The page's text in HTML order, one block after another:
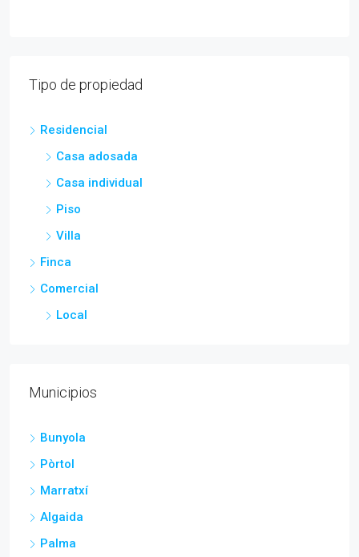
Tipo de propiedad
Residencial
Casa adosada
Casa individual
Piso
Villa
Finca
Comercial
Local
Municipios
Bunyola
Pòrtol
Marratxí
Algaida
Palma